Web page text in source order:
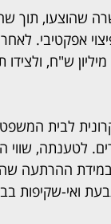
שהוצעו, תוך
אפקטיבי. לאחר
ממושכים, הושג הסדר מתוקן שכלל תשלום כספי לקרן
לבית המשפט
לטענתה, שווי
ההרתעה
ואי-שקיפות